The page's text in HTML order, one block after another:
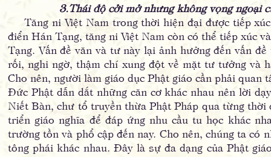
3.Thái độ cởi mở nhưng không vọng ngoại
Tăng ni Việt Nam trong thời hiện đại được tiếp
điển Hán Tạng, tăng ni Việt Nam còn có thể tiếp xúc
Tạng. Vấn đề văn và tư này lại ảnh hưởng đến vấn
rối, nghi ngờ, thậm chí xung đột về mặt tư tưởng và
Cho nên, người làm giáo dục Phật giáo cần phải quan
Đức Phật dẫn dắt những căn cơ khác nhau nên lời
Niết Bàn, chư tổ truyền thừa Phật Pháp qua từng
triển giáo nghĩa để đáp ứng nhu cầu tu học khác
trường tồn và phổ cập đến nay. Cho nên, chúng ta
tông phái khác nhau. Đây là sự đa dạng của Phật